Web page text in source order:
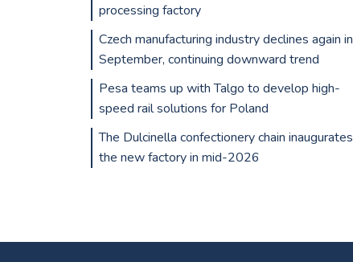
processing factory
Czech manufacturing industry declines again in
September, continuing downward trend
Pesa teams up with Talgo to develop high-
speed rail solutions for Poland
The Dulcinella confectionery chain inaugurates
the new factory in mid-2026